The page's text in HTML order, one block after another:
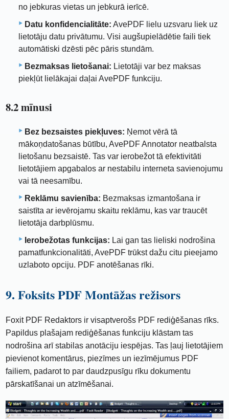
no jebkuras vietas un jebkurā ierīcē.
Datu konfidencialitāte: AvePDF lielu uzsvaru liek uz
lietotāju datu privātumu. Visi augšupielādētie faili tiek
automātiski dzēsti pēc pāris stundām.
Bezmaksas lietošanai: Lietotāji var bez maksas
piekļūt lielākajai daļai AvePDF funkciju.
8.2 mīnusi
Bez bezsaistes piekļuves: Ņemot vērā tā
mākoņdatošanas būtību, AvePDF Annotator neatbalsta
lietošanu bezsaistē. Tas var ierobežot tā efektivitāti
lietotājiem apgabalos ar nestabilu interneta savienojumu
vai tā neesamību.
Reklāmu savienība: Bezmaksas izmantošana ir
saistīta ar ievērojamu skaitu reklāmu, kas var traucēt
lietotāja darbplūsmu.
Ierobežotas funkcijas: Lai gan tas lieliski nodrošina
pamatfunkcionalitāti, AvePDF trūkst dažu citu pieejamo
uzlaboto opciju. PDF anotēšanas rīki.
9. Foksits PDF Montāžas režisors
Foxit PDF Redaktors ir visaptverošs PDF rediģēšanas rīks.
Papildus plašajam rediģēšanas funkciju klāstam tas
nodrošina arī stabilas anotāciju iespējas. Tas ļauj lietotājiem
pievienot komentārus, piezīmes un iezīmējumus PDF
failiem, padarot to par daudzpusīgu rīku dokumentu
pārskatīšanai un atzīmēšanai.